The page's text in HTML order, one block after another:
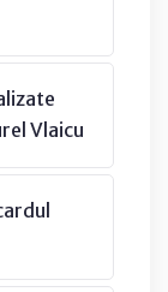
Vlaicu